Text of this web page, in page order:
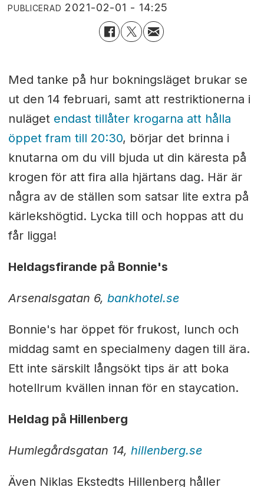
PUBLICERAD 2021-02-01 - 14:25
Med tanke på hur bokningsläget brukar se
ut den 14 februari, samt att restriktionerna i
nuläget endast tillåter krogarna att hålla
öppet fram till 20:30, börjar det brinna i
knutarna om du vill bjuda ut din käresta på
krogen för att fira alla hjärtans dag. Här är
några av de ställen som satsar lite extra på
kärlekshögtid. Lycka till och hoppas att du
får ligga!
Heldagsfirande på Bonnie's
Arsenalsgatan 6, bankhotel.se
Bonnie's har öppet för frukost, lunch och
middag samt en specialmeny dagen till ära.
Ett inte särskilt långsökt tips är att boka
hotellrum kvällen innan för en staycation.
Heldag på Hillenberg
Humlegårdsgatan 14, hillenberg.se
Även Niklas Ekstedts Hillenberg håller